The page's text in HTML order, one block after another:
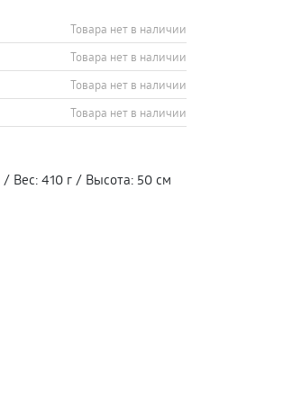
Товара нет в наличии
Товара нет в наличии
Товара нет в наличии
Товара нет в наличии
/ Вес: 410 г / Высота: 50 см